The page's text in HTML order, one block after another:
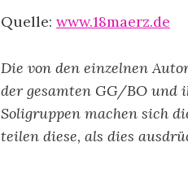
Quelle: www.18maerz.de
Die von den einzelnen
der gesamten GG/BO und
Soligruppen machen sich
teilen diese, als dies